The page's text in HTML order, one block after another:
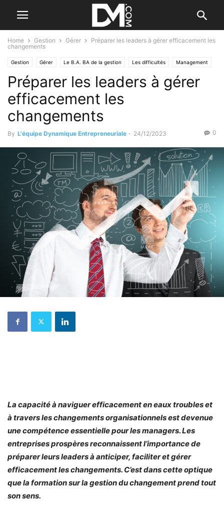
Home Gestion Gérer
Préparer les leaders à gérer efficacement les
changements
Gestion Gérer Le B.A. BA de la gestion Les difficultés Management
Les qualités de l'entrepreneur
Préparer les leaders à gérer
efficacement les
changements
By L'équipe Dynamique Entrepreneuriale - 24/12/2023 0
La capacité à naviguer efficacement en eaux troubles et
à travers les changements organisationnels est devenue
une compétence essentielle pour les managers. Les
entreprises prospères reconnaissent l’importance de
préparer leurs leaders à anticiper, faciliter et gérer
efficacement les changements. C’est dans cette optique
que la formation sur la gestion du changement prend tout
son sens.